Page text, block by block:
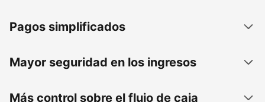
Pagos simplificados
Mayor seguridad en los ingresos
Más control sobre el flujo de caja